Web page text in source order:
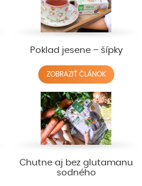
Poklad jesene – šípky
ZOBRAZIŤ ČLÁNOK
Chutne aj bez glutamanu
sodného